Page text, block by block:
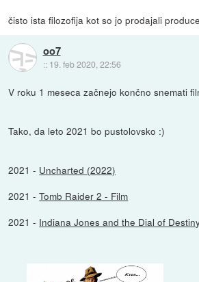
čisto ista filozofija kot so jo prodajali
oo7
:: 19. feb 2020, 22:56
V roku 1 meseca začnejo končno snemati
Tako, da leto 2021 bo pustolovsko :)
2021 - Uncharted (2022)
2021 -Tomb Raider 2 - Film
2021 - Indiana Jones and the Dial of